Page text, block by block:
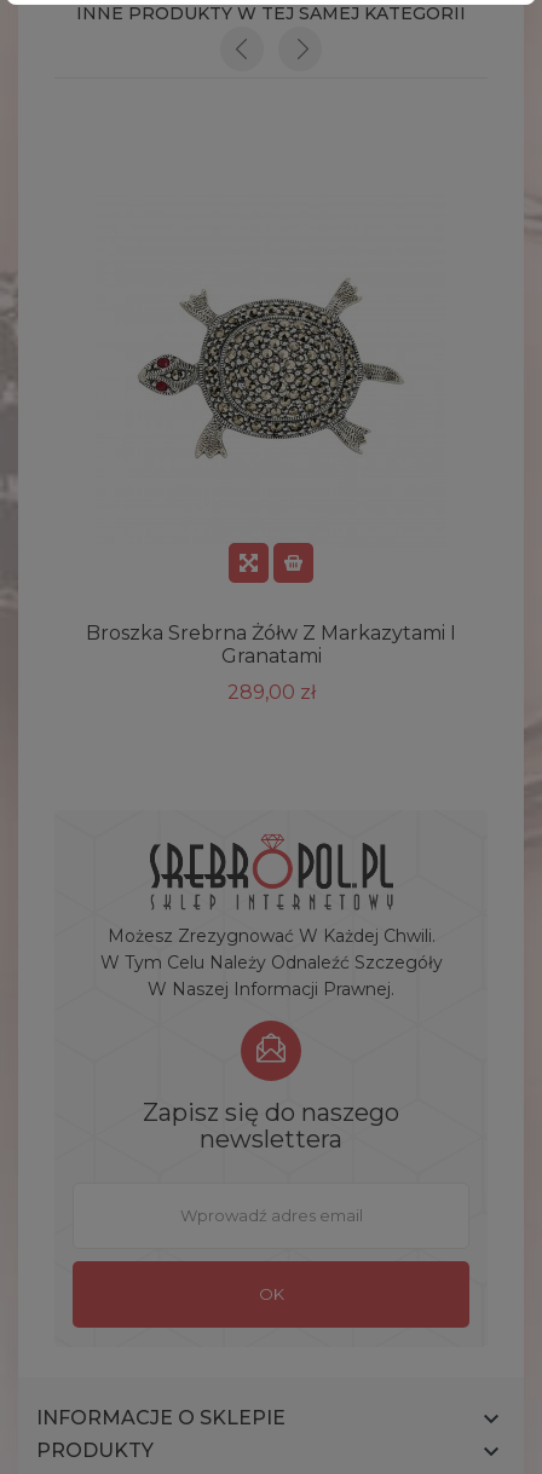
INNE PRODUKTY W TEJ SAMEJ KATEGORII
Broszka Srebrna Żółw Z Markazytami I
Granatami
289,00 zł
Możesz Zrezygnować W Każdej Chwili.
W Tym Celu Należy Odnaleźć Szczegóły
W Naszej Informacji Prawnej.
Zapisz się do naszego
newslettera
INFORMACJE O SKLEPIE 
PRODUKTY 